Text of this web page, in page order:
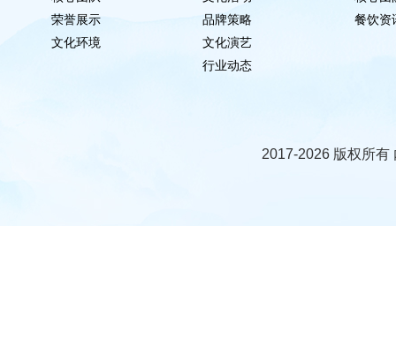
荣誉展示
文化环境
品牌策略
文化演艺
行业动态
餐饮资
2017-2026 版权所